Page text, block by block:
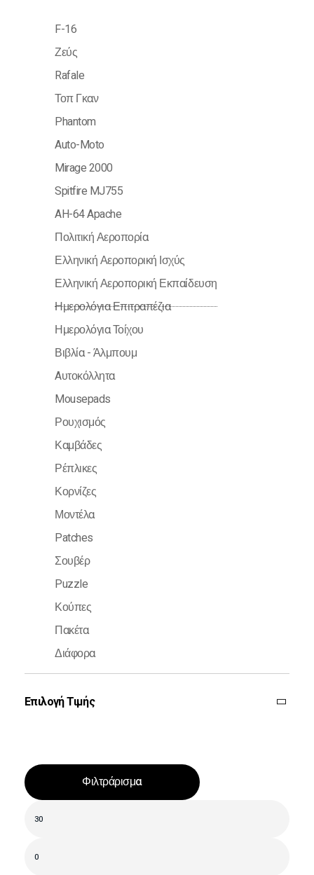
F-16
Ζεύς
Rafale
Τοπ Γκαν
Phantom
Auto-Moto
Mirage 2000
Spitfire MJ755
AH-64 Apache
Πολιτική Αεροπορία
Ελληνική Αεροπορική Ισχύς
Ελληνική Αεροπορική Εκπαίδευση
Ημερολόγια Επιτραπέζια
Ημερολόγια Τοίχου
Βιβλία - Άλμπουμ
Aυτοκόλλητα
Mousepads
Ρουχισμός
Καμβάδες
Ρέπλικες
Κορνίζες
Μοντέλα
Patches
Σουβέρ
Puzzle
Κούπες
Πακέτα
Διάφορα
Επιλογή Τιμής
Φιλτράρισμα